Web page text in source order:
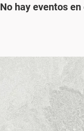
No hay eventos